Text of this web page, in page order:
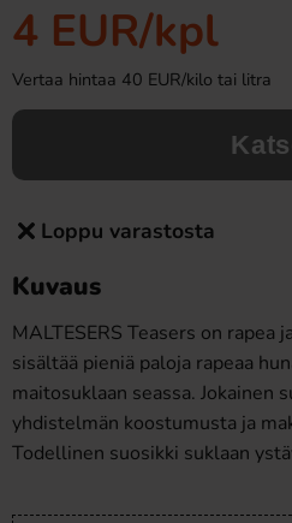
4 EUR/kpl
Vertaa hintaa 40 EUR/kilo tai litra
Loppu varastosta
Kuvaus
MALTESERS Teasers on rapea
sisältää pieniä paloja rapeaa
maitosuklaan seassa. Jokainen
yhdistelmän koostumusta ja
Todellinen suosikki suklaan